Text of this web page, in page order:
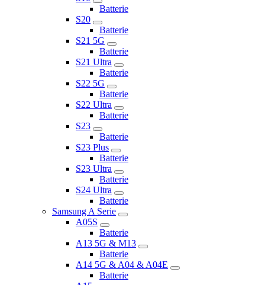
Batterie
S20
Batterie
S21 5G
Batterie
S21 Ultra
Batterie
S22 5G
Batterie
S22 Ultra
Batterie
S23
Batterie
S23 Plus
Batterie
S23 Ultra
Batterie
S24 Ultra
Batterie
Samsung A Serie
A05S
Batterie
A13 5G & M13
Batterie
A14 5G & A04 & A04E
Batterie